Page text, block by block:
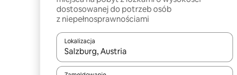
dostosowanej do potrzeb osób
z niepełnosprawnościami
Lokalizacja
Gdy wyniki będą dostępne, możesz poruszać się po